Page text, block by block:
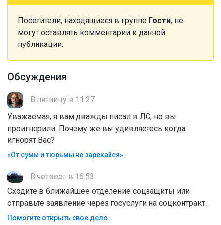
Посетители, находящиеся в группе Гости, не
могут оставлять комментарии к данной
публикации.
Обсуждения
В пятницу в 11:27
Уважаемая, я вам дважды писал в ЛС, но вы
проигнорили. Почему же вы удивляетесь когда
игнорят Вас?
«От сумы и тюрьмы не зарекайся»
В четверг в 16:53
Сходите в ближайшее отделение соцзащиты или
отправьте заявление через госуслуги на соцконтракт.
Помогите открыть свое дело